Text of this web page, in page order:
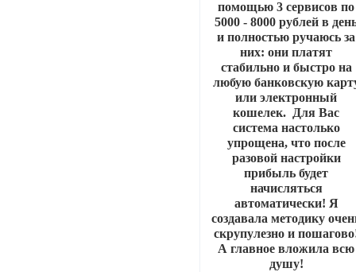
помощью 3 сервисов по
5000 - 8000 рублей в
и полностью ручаюсь за
них: они платят
стабильно и быстро на
любую банковскую
или электронный
кошелек. Для Вас
система настолько
упрощена, что после
разовой настройки
прибыль будет
начисляться
автоматически! Я
создавала методику
скрупулезно и
А главное вложила всю
душу!